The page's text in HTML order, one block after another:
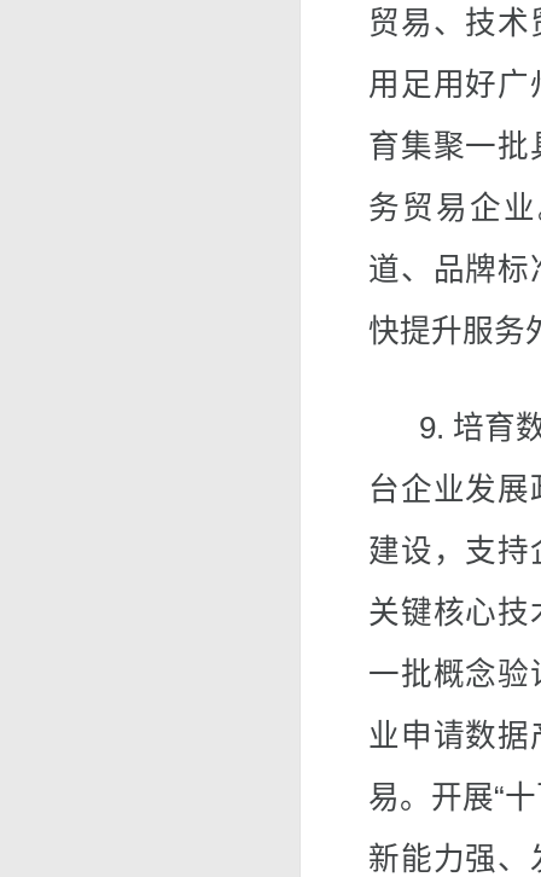
贸易、技
用足用好
育集聚一批
务贸易企
道、品牌标
快提升服务
9. 培育数
台企业发
建设，支
关键核心技
一批概念验
业申请数
易。开展“
新能力强、